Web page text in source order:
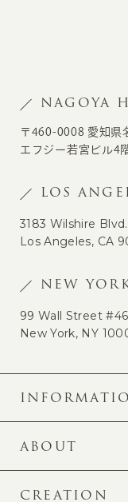
NAGOYA
〒460-0008 愛知県
エフジー若宮ビル4
LOS
3183 Wilshire
Los Angeles, CA
NEW
99 Wall Street
New York, NY
ABOUT
CREATION